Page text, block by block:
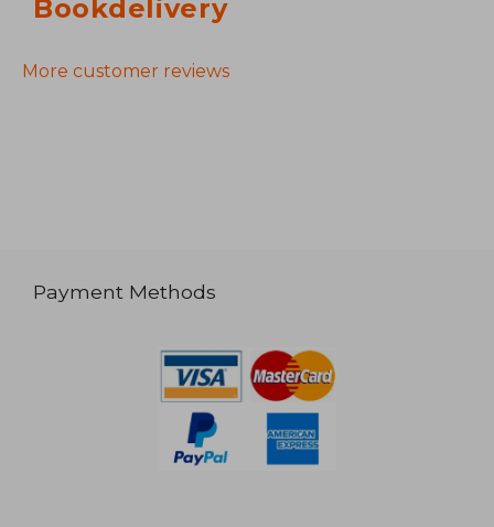
Bookdelivery
More customer reviews
Payment Methods